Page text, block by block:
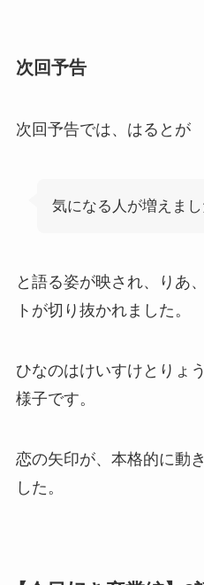
次回予告
次回予告では、はるとが
気になる人が増えまし
と語る姿が映され、りあ
トが切り抜かれました。
ひなのはけいすけとりょ
様子です。
恋の矢印が、本格的に動
した。